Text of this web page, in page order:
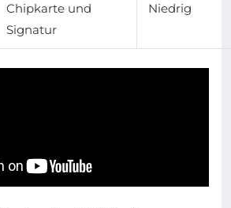
Chipkarte und
Signatur
Niedrig